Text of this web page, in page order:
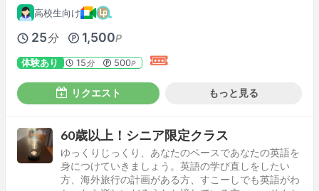
高校生向け
25分 1,500P
体験あり 15分 500P
リクエスト もっと見る
60歳以上！シニア限定クラス
ゆっくりじっくり、あなたのペースであなたの英語を
身につけていきましょう。英語の学び直しをしたい
方、海外旅行の計画がある方、すこーしでも英語がわ